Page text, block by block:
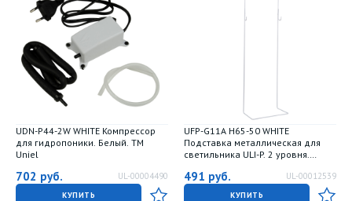
UDN-P44-2W WHITE Компрессор
для гидропоники. Белый. TM
Uniel
702 руб. UL-00004490
КУПИТЬ
UFP-G11A H65-50 WHITE
Подставка металлическая для
светильника ULI-P. 2 уровня.
491 руб. UL-00012539
КУПИТЬ